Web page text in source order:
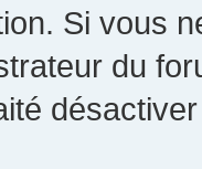
Si vous
du